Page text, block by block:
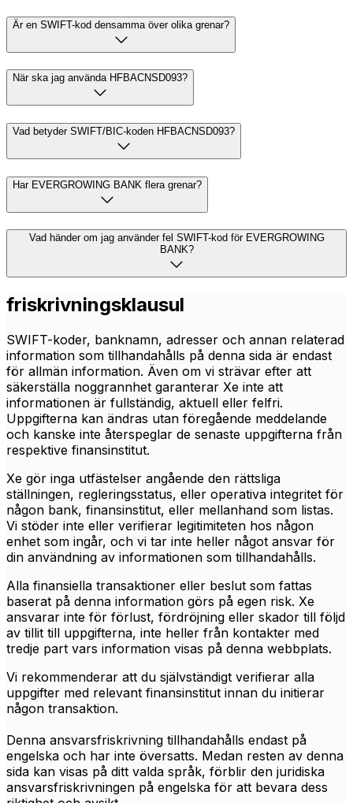
Är en SWIFT-kod densamma över olika grenar?
När ska jag använda HFBACNSD093?
Vad betyder SWIFT/BIC-koden HFBACNSD093?
Har EVERGROWING BANK flera grenar?
Vad händer om jag använder fel SWIFT-kod för EVERGROWING
BANK?
friskrivningsklausul
SWIFT-koder, banknamn, adresser och annan relaterad
information som tillhandahålls på denna sida är endast
för allmän information. Även om vi strävar efter att
säkerställa noggrannhet garanterar Xe inte att
informationen är fullständig, aktuell eller felfri.
Uppgifterna kan ändras utan föregående meddelande
och kanske inte återspeglar de senaste uppgifterna från
respektive finansinstitut.
Xe gör inga utfästelser angående den rättsliga
ställningen, regleringsstatus, eller operativa integritet för
någon bank, finansinstitut, eller mellanhand som listas.
Vi stöder inte eller verifierar legitimiteten hos någon
enhet som ingår, och vi tar inte heller något ansvar för
din användning av informationen som tillhandahålls.
Alla finansiella transaktioner eller beslut som fattas
baserat på denna information görs på egen risk. Xe
ansvarar inte för förlust, fördröjning eller skador till följd
av tillit till uppgifterna, inte heller från kontakter med
tredje part vars information visas på denna webbplats.
Vi rekommenderar att du självständigt verifierar alla
uppgifter med relevant finansinstitut innan du initierar
någon transaktion.
Denna ansvarsfriskrivning tillhandahålls endast på
engelska och har inte översatts. Medan resten av denna
sida kan visas på ditt valda språk, förblir den juridiska
ansvarsfriskrivningen på engelska för att bevara dess